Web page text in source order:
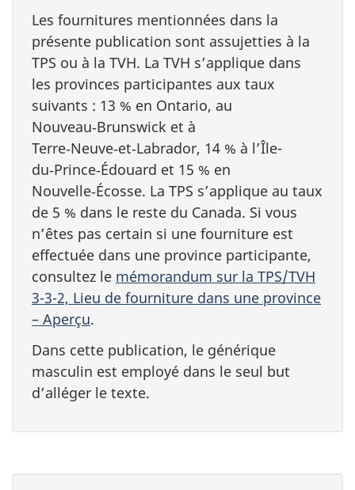
Les fournitures mentionnées dans la
présente publication sont assujetties à la
TPS ou à la TVH. La TVH s’applique dans
les provinces participantes aux taux
suivants : 13 % en Ontario, au
Nouveau‑Brunswick et à
Terre‑Neuve‑et‑Labrador, 14 % à l’Île-
du‑Prince‑Édouard et 15 % en
Nouvelle‑Écosse. La TPS s’applique au taux
de 5 % dans le reste du Canada. Si vous
n’êtes pas certain si une fourniture est
effectuée dans une province participante,
consultez le mémorandum sur la TPS/TVH
3-3-2, Lieu de fourniture dans une province
– Aperçu.
Dans cette publication, le générique
masculin est employé dans le seul but
d’alléger le texte.